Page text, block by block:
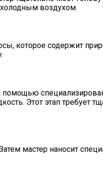
воздухом.
которое содержит
помощью
Этот этап требует
мастер наносит